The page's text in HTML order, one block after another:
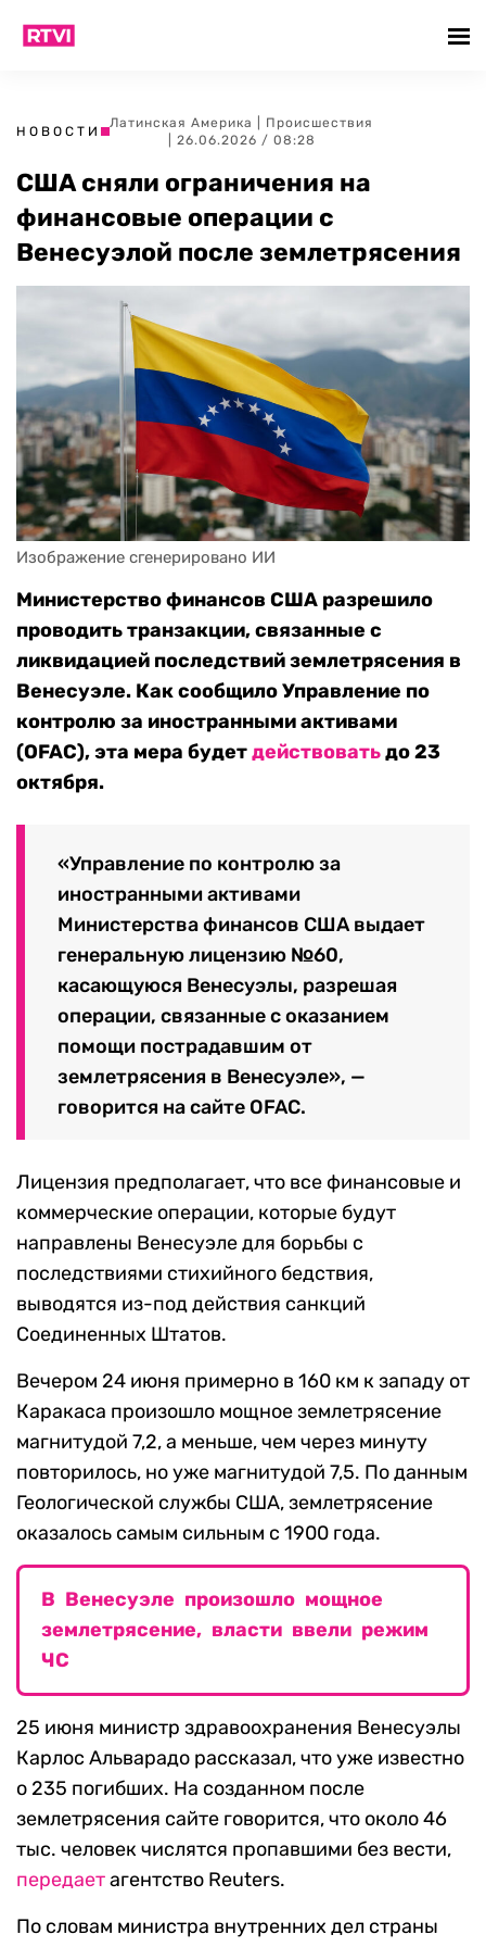
НОВОСТИ
Латинская Америка
Происшествия
| 26.06.2026 / 08:28
США сняли ограничения на
финансовые операции с
Венесуэлой после землетрясения
Изображение сгенерировано ИИ
Министерство финансов США разрешило
проводить транзакции, связанные с
ликвидацией последствий землетрясения в
Венесуэле. Как сообщило Управление по
контролю за иностранными активами
(OFAC), эта мера будетдействоватьдо 23
октября.
«Управление по контролю за
иностранными активами
Министерства финансов США выдает
генеральную лицензию №60,
касающуюся Венесуэлы, разрешая
операции, связанные с оказанием
помощи пострадавшим от
землетрясения в Венесуэле», —
говорится на сайте OFAC.
Лицензия предполагает, что все финансовые и
коммерческие операции, которые будут
направлены Венесуэле для борьбы с
последствиями стихийного бедствия,
выводятся из-под действия санкций
Соединенных Штатов.
Вечером 24 июня примерно в 160 км к западу от
Каракаса произошло мощное землетрясение
магнитудой 7,2, а меньше, чем через минуту
повторилось, но уже магнитудой 7,5. По данным
Геологической службы США, землетрясение
оказалось самым сильным с 1900 года.
В Венесуэле произошло мощное
землетрясение, власти ввели режим
ЧС
25 июня министр здравоохранения Венесуэлы
Карлос Альварадо рассказал, что уже известно
о 235 погибших. На созданном после
землетрясения сайте говорится, что около 46
тыс. человек числятся пропавшими без вести,
передаетагентство Reuters.
По словам министра внутренних дел страны